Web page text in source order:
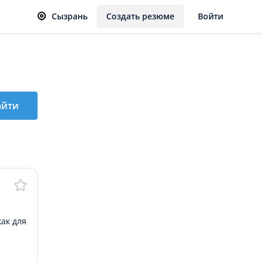
Сызрань Создать резюме Войти
для